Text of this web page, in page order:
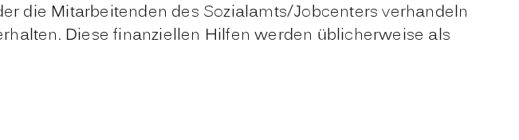
die Mitarbeitenden des Sozialamts/Jobcenters verhandeln
Diese finanziellen Hilfenwerden üblicherweise als